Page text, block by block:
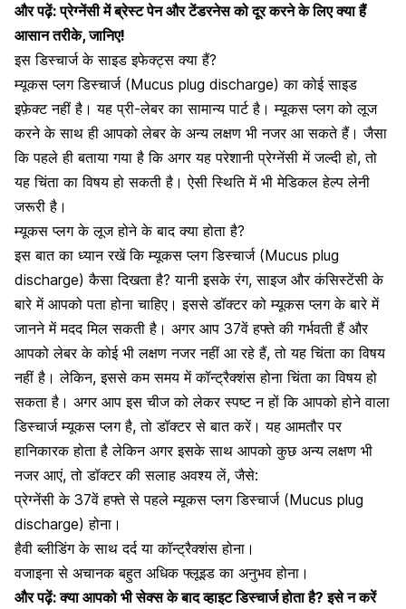
और पढ़ें:प्रेग्नेंसी में ब्रेस्ट पेन और टेंडरनेस को दूर करने के लिए क्या हैं
आसान तरीके, जानिए!
इस डिस्चार्ज के साइड इफेक्ट्स क्या हैं?
म्यूकस प्लग डिस्चार्ज (Mucus plug discharge) का कोई साइड
इफ़ेक्ट नहीं है। यह प्री-लेबर का सामान्य पार्ट है। म्यूकस प्लग को लूज
करने के साथ ही आपको लेबर के अन्य लक्षण भी नजर आ सकते हैं। जैसा
कि पहले ही बताया गया है कि अगर यह परेशानी प्रेग्नेंसी में जल्दी हो, तो
यह चिंता का विषय हो सकती है। ऐसी स्थिति में भीमेडिकल हेल्प लेनी
जरूरी है।
म्यूकस प्लग के लूज होने के बाद क्या होता है?
इस बात का ध्यान रखें कि म्यूकस प्लग डिस्चार्ज (Mucus plug
discharge) कैसा दिखता है? यानी इसके रंग, साइज और कंसिस्टेंसी के
बारे में आपको पता होना चाहिए। इससेडॉक्टर को म्यूकस प्लग के बारे में
जानने में मदद मिल सकती है। अगर आप 37वें हफ्ते की गर्भवती हैं और
आपको लेबर के कोई भी लक्षण नजर नहीं आ रहे हैं, तो यह चिंता का विषय
नहीं है। लेकिन, इससे कम समय में कॉन्ट्रैक्शंस होना चिंता का विषय हो
सकता है। अगर आप इस चीज को लेकर स्पष्ट न हों कि आपको होने वाला
डिस्चार्ज म्यूकस प्लग है, तो डॉक्टर से बात करें। यह आमतौर पर
हानिकारक होता है लेकिन अगर इसके साथ आपको कुछ अन्य लक्षण भी
नजर आएं, तो डॉक्टर की सलाह अवश्य लें, जैसे:
प्रेग्नेंसी के 37वें हफ्ते से पहले म्यूकस प्लग डिस्चार्ज (Mucus plug
discharge) होना।
हैवी ब्लीडिंग के साथ दर्द या कॉन्ट्रैक्शंस होना ।
वजाइना से अचानक बहुत अधिक फ्लूइड का अनुभव होना।
और पढ़ें:क्या आपको भी सेक्स के बाद व्हाइट डिस्चार्ज होता है? इसे न करें